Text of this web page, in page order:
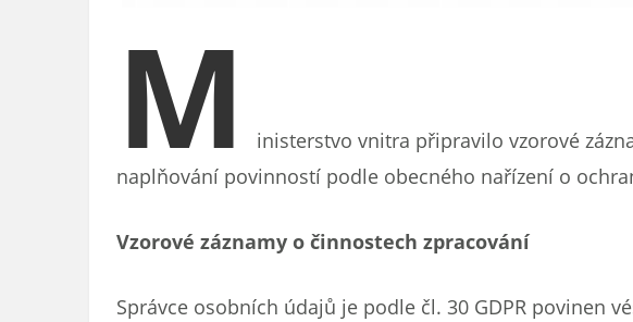
M
inisterstvo vnitra připravilo vzorové
naplňování povinností podle obecného nařízení o
Vzorové záznamy o činnostech zpracování
Správce osobních údajů je podle čl. 30 GDPR povinen